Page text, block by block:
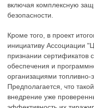
включая комплексную
безопасности.
Кроме того, в проект
инициативу Ассоциации
признании сертификатов
обеспечения и
организациями топливно-
Предполагается, что
внедрение уже